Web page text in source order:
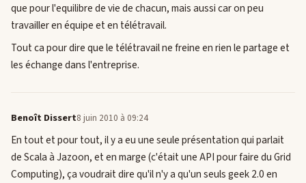
que pour l'equilibre de vie de chacun, mais aussi car on peu
travailler en équipe et en télétravail.
Tout ca pour dire que le télétravail ne freine en rien le partage et
les échange dans l'entreprise.
Benoît Dissert8 juin 2010 à 09:24
En tout et pour tout, il y a eu une seule présentation qui parlait
de Scala à Jazoon, et en marge (c'était une API pour faire du Grid
Computing), ça voudrait dire qu'il n'y a qu'un seuls geek 2.0 en